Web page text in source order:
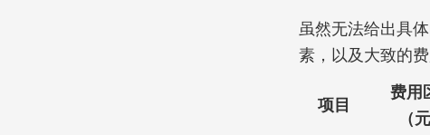
虽然无法给出具
素，以及大致的费
项目
费用
（